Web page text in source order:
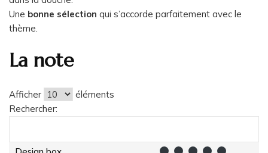
Une bonne sélection qui s’accorde parfaitement avec le
thème.
La note
Afficher
éléments
Rechercher: